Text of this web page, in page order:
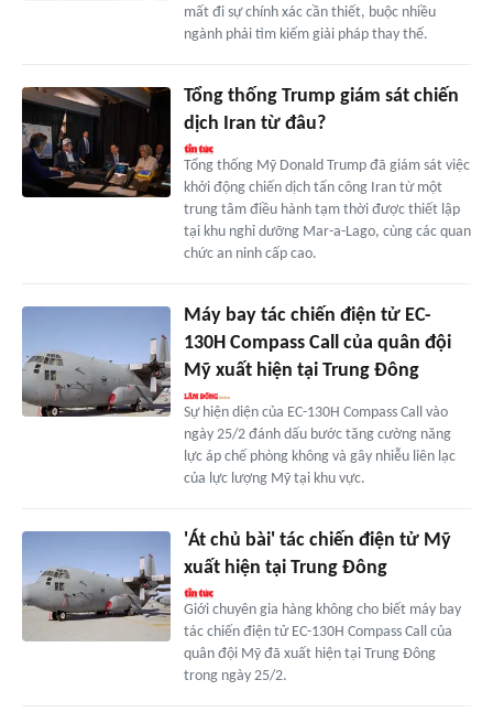
mất đi sự chính xác cần thiết, buộc nhiều
ngành phải tìm kiếm giải pháp thay thế.
Tổng thống Trump giám sát chiến
dịch Iran từ đâu?
Tổng thống Mỹ Donald Trump đã giám sát việc
khởi động chiến dịch tấn công Iran từ một
trung tâm điều hành tạm thời được thiết lập
tại khu nghỉ dưỡng Mar-a-Lago, cùng các quan
chức an ninh cấp cao.
Máy bay tác chiến điện tử EC-
130H Compass Call của quân đội
Mỹ xuất hiện tại Trung Đông
Sự hiện diện của EC-130H Compass Call vào
ngày 25/2 đánh dấu bước tăng cường năng
lực áp chế phòng không và gây nhiễu liên lạc
của lực lượng Mỹ tại khu vực.
'Át chủ bài' tác chiến điện tử Mỹ
xuất hiện tại Trung Đông
Giới chuyên gia hàng không cho biết máy bay
tác chiến điện tử EC-130H Compass Call của
quân đội Mỹ đã xuất hiện tại Trung Đông
trong ngày 25/2.